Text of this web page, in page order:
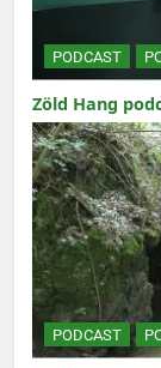
PODCAST
Zöld Hang
PODCAST